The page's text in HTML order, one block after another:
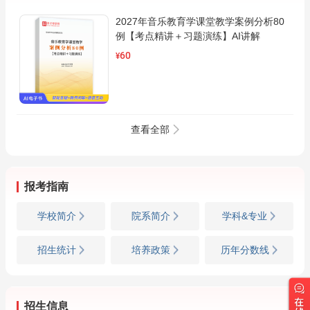
2027年音乐教育学课堂教学案例分析80
例【考点精讲＋习题演练】AI讲解
¥60
查看全部
报考指南
学校简介 院系简介 学科&专业
招生统计 培养政策 历年分数线
招生信息